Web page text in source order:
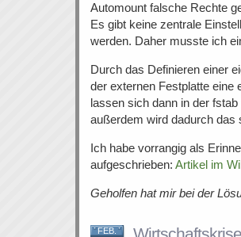
Automount falsche Rechte
Es gibt keine zentrale
werden. Daher musste ich
Durch das Definieren einer
der externen Festplatte eine
lassen sich dann in der
außerdem wird dadurch das
Ich habe vorrangig als
aufgeschrieben: Artikel im
Geholfen hat mir bei der
FEB.